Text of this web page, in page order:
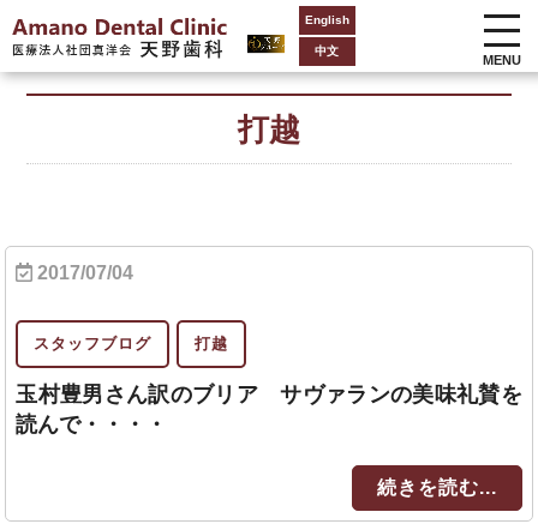
English
中文
MENU
打越
2017/07/04
スタッフブログ 打越
玉村豊男さん訳のブリア サヴァランの美味礼賛を
読んで・・・・
続きを読む...